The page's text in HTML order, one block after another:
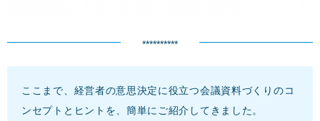
**********
ここまで、経営者の意思決定に役立つ会議資料づくりのコ
ンセプトとヒントを、簡単にご紹介してきました。